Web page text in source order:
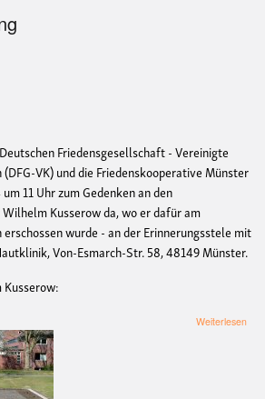
Friedensgesellschaft - Vereinigte
VK) und die Friedenskooperative Münster
11 Uhr zum Gedenken an den
Kusserow da, wo er dafür am
wurde - an der Erinnerungsstele mit
Von-Esmarch-Str. 58, 48149 Münster.
Weiterlesen